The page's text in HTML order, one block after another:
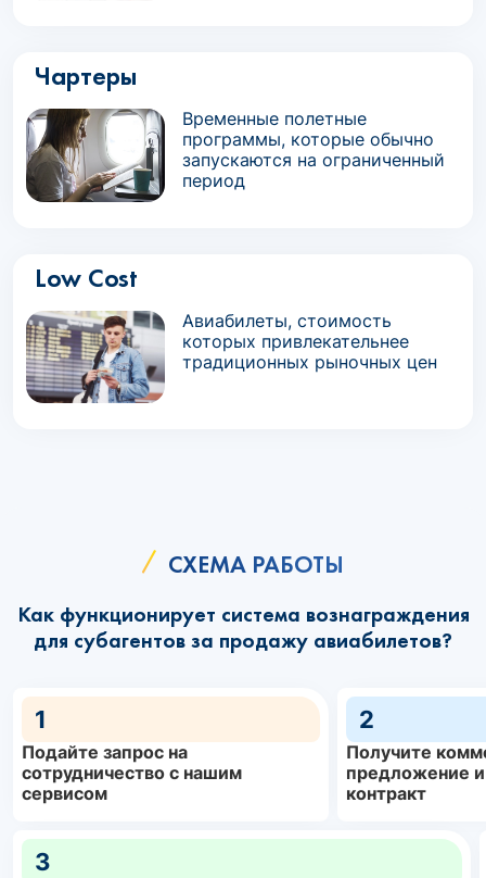
Чартеры
Временные полетные
программы, которые обычно
запускаются на ограниченный
период
Low Cost
Авиабилеты, стоимость
которых привлекательнее
традиционных рыночных цен
СХЕМА РАБОТЫ
Как функционирует система вознаграждения
для субагентов за продажу авиабилетов?
1
Подайте запрос на
сотрудничество с нашим
сервисом
2
Получите
предложение
контракт
3